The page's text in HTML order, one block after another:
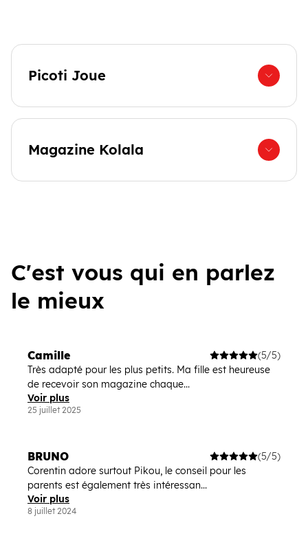
Picoti Joue
Magazine Kolala
C'est vous qui en parlez
le mieux
Camille
(5/5)
Très adapté pour les plus petits. Ma fille est heureuse
de recevoir son magazine chaque...
Voir plus
25 juillet 2025
BRUNO
(5/5)
Corentin adore surtout Pikou, le conseil pour les
parents est également très intéressan...
Voir plus
8 juillet 2024